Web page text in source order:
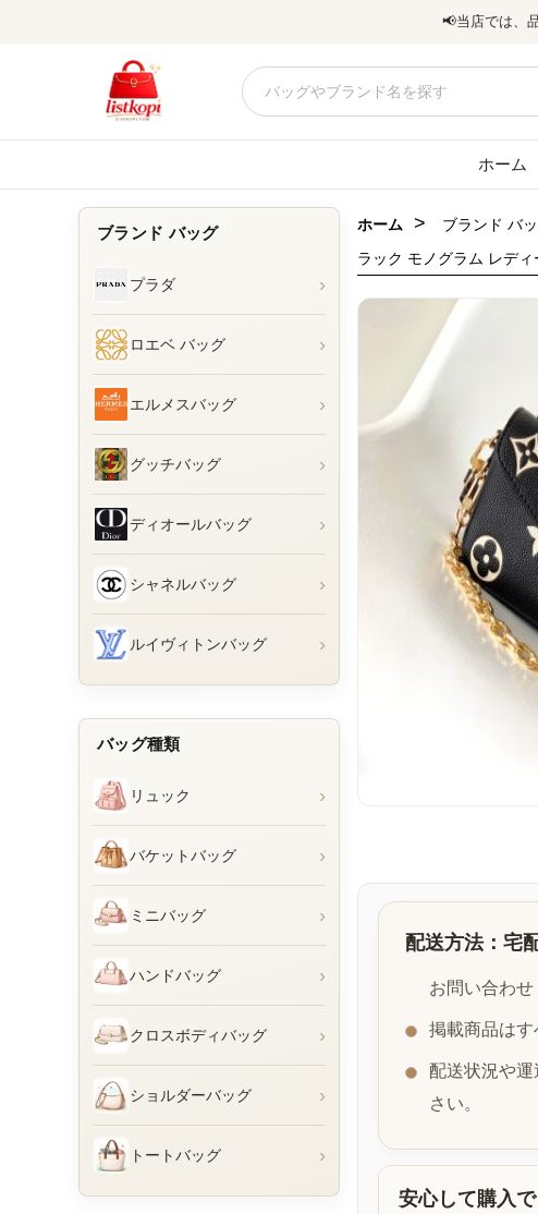
📢当店では、
ホーム
ブランド バッグ
プラダ ›
ロエベ バッグ ›
エルメスバッグ ›
グッチバッグ ›
ディオールバッグ ›
シャネルバッグ ›
ルイヴィトンバッグ ›
バッグ種類
リュック ›
バケットバッグ ›
ミニバッグ ›
ハンドバッグ ›
クロスボディバッグ ›
ショルダーバッグ ›
トートバッグ ›
ホーム > ブランド バ
ラック モノグラム レデ
配送方法：宅
お問い合わせ
掲載商品はす
配送状況や
さい。
安心して購入